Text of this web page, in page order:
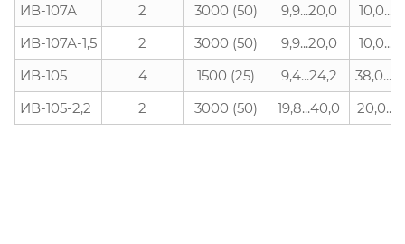
ИВ-107А
2 3000 (50) 9,9...20,0
ИВ-107А-1,5
2 3000 (50) 9,9...20,0
ИВ-105
4 1500 (25) 9,4...24,2
ИВ-105-2,2
2 3000 (50) 19,8...40,0